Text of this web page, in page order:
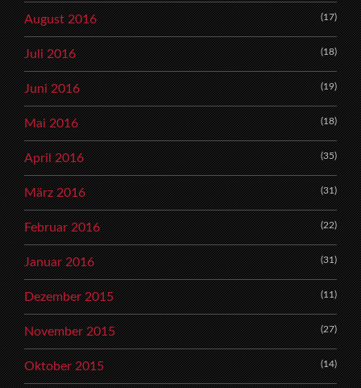
August 2016 (17)
Juli 2016 (18)
Juni 2016 (19)
Mai 2016 (18)
April 2016 (35)
März 2016 (31)
Februar 2016 (22)
Januar 2016 (31)
Dezember 2015 (11)
November 2015 (27)
Oktober 2015 (14)